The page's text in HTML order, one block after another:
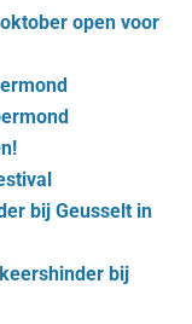
open voor
bij Geusselt in
bij